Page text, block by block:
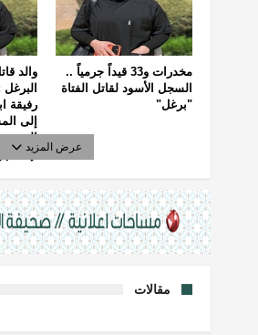
والد
رفيقة
إلى
بإعدام
مخدرات و33 قيداً جرمياً ..
السجل الأسود لقاتل الفتاة
"برغل"
عرض المزيد
مقالات